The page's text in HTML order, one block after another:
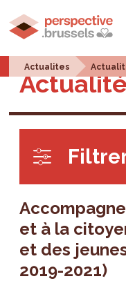
Actualites
et à la
et des
2019-2021)